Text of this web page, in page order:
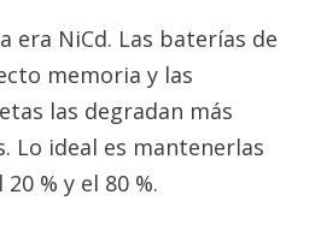
era NiCd. Las baterías de
memoria y las
las degradan más
Lo ideal es mantenerlas
% y el 80 %.